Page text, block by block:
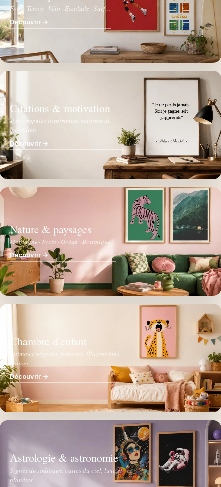
Foot · Tennis · Vélo · Escalade · Surf…
Découvrir →
Citations & motivation
Typographies inspirantes, mantras du
quotidien.
Découvrir →
Nature & paysages
Montagne · Forêt · Océan · Botanique…
Découvrir →
Chambre d'enfant
Animaux mignons, prénoms, illustrations
douces.
Découvrir →
Astrologie & astronomie
Signes du zodiaque, cartes du ciel, lune et
planètes.